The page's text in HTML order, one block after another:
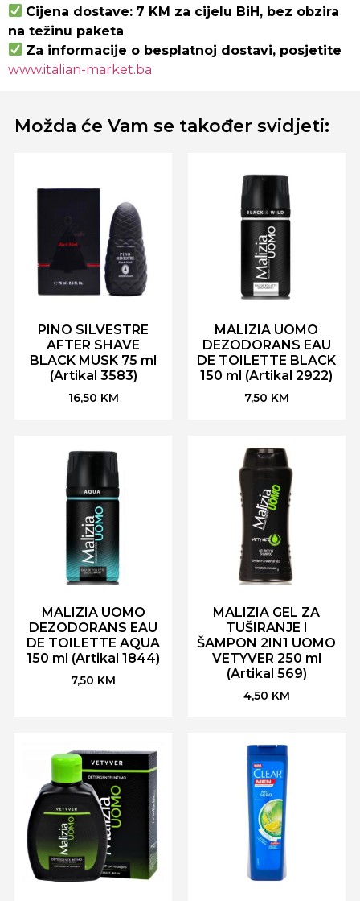
Cijena dostave: 7 KM za cijelu BiH, bez obzira
na težinu paketa
Za informacije o besplatnoj dostavi, posjetite
www.italian-market.ba
Možda će Vam se također svidjeti:
PINO SILVESTRE
AFTER SHAVE
BLACK MUSK 75 ml
(Artikal 3583)
16,50 KM
MALIZIA UOMO
DEZODORANS EAU
DE TOILETTE BLACK
150 ml (Artikal 2922)
7,50 KM
MALIZIA UOMO
DEZODORANS EAU
DE TOILETTE AQUA
150 ml (Artikal 1844)
7,50 KM
MALIZIA GEL ZA
TUŠIRANJE I
ŠAMPON 2IN1 UOMO
VETYVER 250 ml
(Artikal 569)
4,50 KM